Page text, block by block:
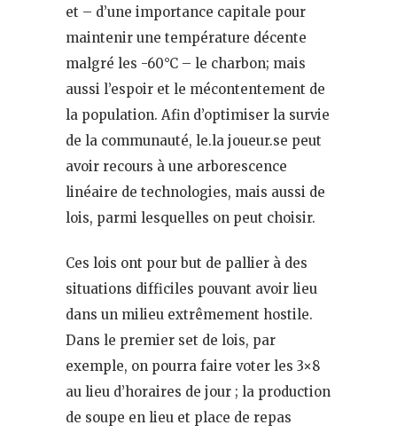
et – d’une importance capitale pour
maintenir une température décente
malgré les -60°C – le charbon; mais
aussi l’espoir et le mécontentement de
la population. Afin d’optimiser la survie
de la communauté, le.la joueur.se peut
avoir recours à une arborescence
linéaire de technologies, mais aussi de
lois, parmi lesquelles on peut choisir.
Ces lois ont pour but de pallier à des
situations difficiles pouvant avoir lieu
dans un milieu extrêmement hostile.
Dans le premier set de lois, par
exemple, on pourra faire voter les 3×8
au lieu d’horaires de jour ; la production
de soupe en lieu et place de repas